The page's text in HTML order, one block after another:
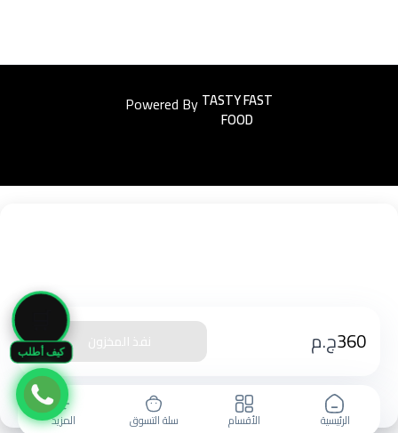
كيف أطلب 360ج.م نفذ المخزون
الرئيسية الأقسام سلة التسوق المزيد
Powered ByEasyorders